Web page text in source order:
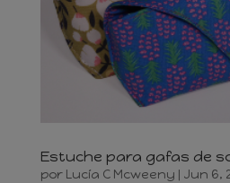
Estuche para gafas de
por Lucía C Mcweeny | Jun 6,